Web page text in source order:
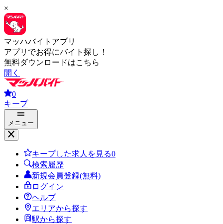
×
マッハバイトアプリ
アプリでお得にバイト探し！
無料ダウンロードはこちら
開く
0
キープ
メニュー
キープした求人を見る0
検索履歴
新規会員登録(無料)
ログイン
ヘルプ
エリアから探す
駅から探す